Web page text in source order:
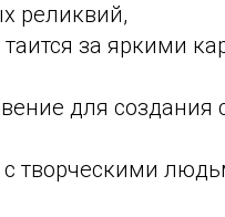
реликвий,
за яркими
для
творческими